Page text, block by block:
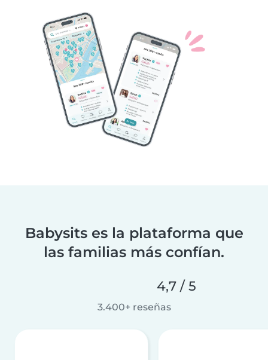
Babysits es la plataforma que
las familias más confían.
4,7 / 5
3.400+ reseñas